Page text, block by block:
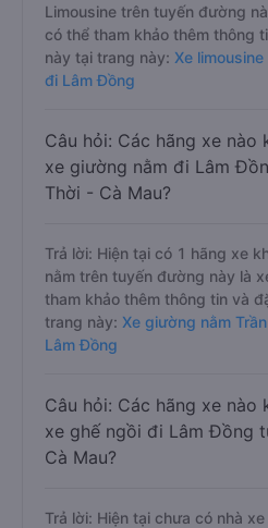
Limousine trên tuyến đường
có thể tham khảo thêm thông
này tại trang này: Xe
đi Lâm Đồng
Câu hỏi: Các hãng xe nào
xe giường nằm đi Lâm
Thời - Cà Mau?
Trả lời: Hiện tại có 1 hãng xe
nằm trên tuyến đường này là
tham khảo thêm thông tin và
trang này: Xe giường nằm
Lâm Đồng
Câu hỏi: Các hãng xe nào
xe ghế ngồi đi Lâm Đồng
Cà Mau?
Trả lời: Hiện tại chưa có nhà